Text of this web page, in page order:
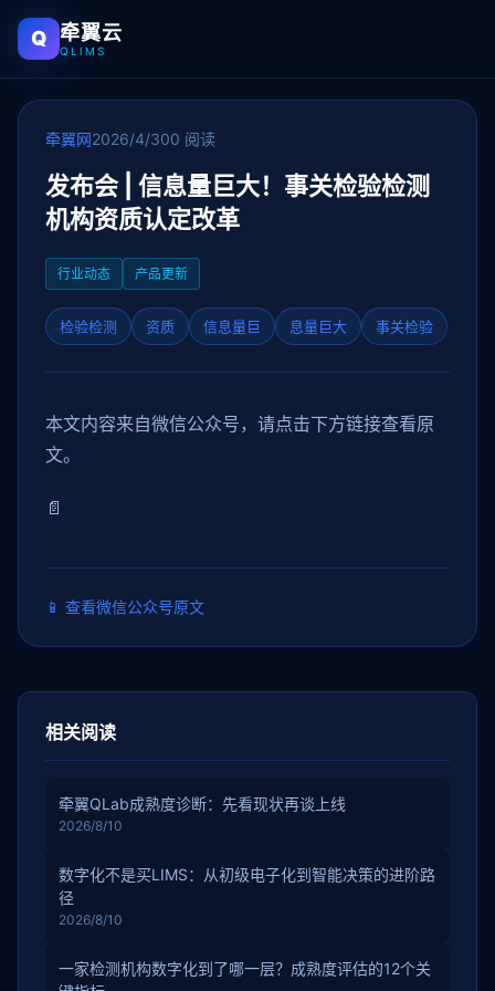
Q 牵翼云
QLIMS
牵翼网2026/4/300 阅读
发布会 | 信息量巨大！事关检验检测
机构资质认定改革
行业动态 产品更新
检验检测 资质 信息量巨 息量巨大 事关检验
本文内容来自微信公众号，请点击下方链接查看原
文。
📄
📱 查看微信公众号原文
相关阅读
牵翼QLab成熟度诊断：先看现状再谈上线
2026/8/10
数字化不是买LIMS：从初级电子化到智能决策的进阶路
径
2026/8/10
一家检测机构数字化到了哪一层？成熟度评估的12个关